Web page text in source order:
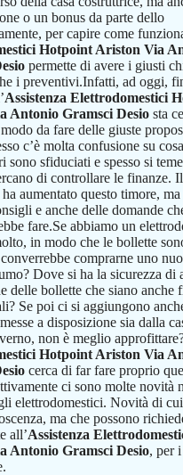
o un bonus da parte dello
per capire come
Hotpoint Ariston Via
permette di avere i giusti
i preventivi.Infatti, ad oggi,
Assistenza Elettrodomestici
Antonio Gramsci Desio sta
da fare delle giuste
c’è molta confusione su
sono sfiduciati e spesso si
di controllare le finanze.
aumentato questo timore,
e anche delle domande
fare.Se abbiamo un
in modo che le bollette
comprarne uno
Dove si ha la sicurezza di
delle bollette che siano anche
Se poi ci si aggiungono
a disposizione sia dalla
non è meglio
Hotpoint Ariston Via
cerca di far fare proprio
ci sono molte novità
elettrodomestici. Novità di
ma che possono
all’Assistenza
Antonio Gramsci Desio, per